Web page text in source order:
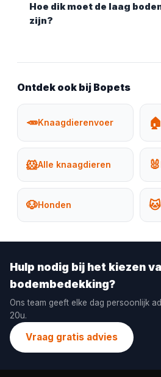
Hoe dik moet de laag
zijn?
Ontdek ook bij Bopets
🥕Knaagdierenvoer 🏠
🐹Alle knaagdieren 🐰
🐶Honden 🐱
Hulp nodig bij het kiezen
bodembedekking?
Ons team geeft elke dag persoonlijk
20u.
Vraag gratis advies